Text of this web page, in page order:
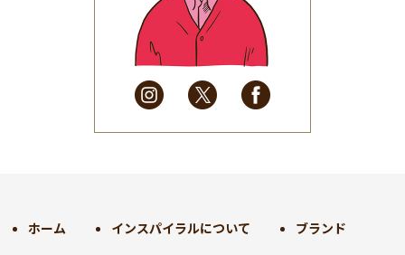
2025年5月
(41)
2025年4月
(32)
2025年3月(31)
2025年2月
(28)
2025年1月
(34)
2024年9月(30)
ホーム インスパイラルについて ブランド